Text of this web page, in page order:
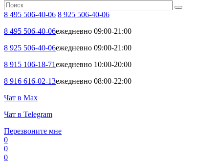
8 495 506-40-06 8 925 506-40-06
8 495 506-40-06ежедневно 09:00-21:00
8 925 506-40-06ежедневно 09:00-21:00
8 915 106-18-71ежедневно 10:00-20:00
8 916 616-02-13ежедневно 08:00-22:00
Чат в Max
Чат в Telegram
Перезвоните мне
0
0
0